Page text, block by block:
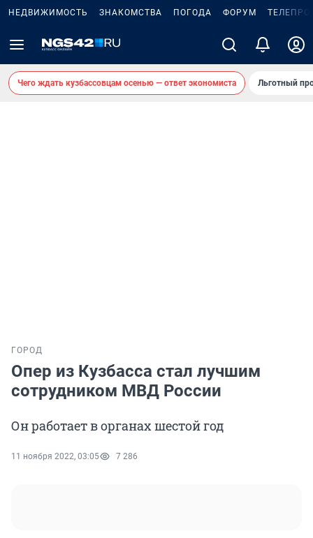
НЕДВИЖИМОСТЬ ЗНАКОМСТВА ПОГОДА ФОРУМ
Чего ждать кузбассовцам осенью — ответ экономиста Льготный
ГОРОД
Опер из Кузбасса стал лучшим
сотрудником МВД России
Он работает в органах шестой год
11 ноября 2022, 03:05 7 286